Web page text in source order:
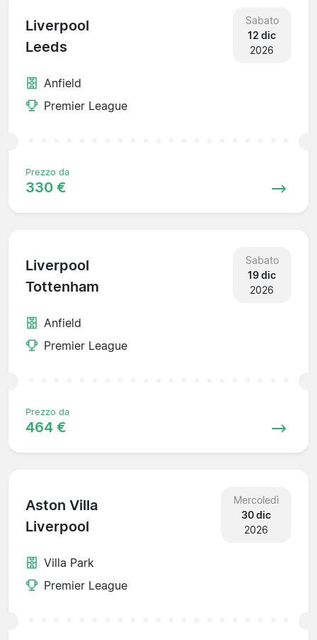
Liverpool
Leeds
Sabato
12 dic
2026
Anfield
Premier League
Prezzo da
330 €
Liverpool
Tottenham
Sabato
19 dic
2026
Anfield
Premier League
Prezzo da
464 €
Aston Villa
Liverpool
Mercoledì
30 dic
2026
Villa Park
Premier League